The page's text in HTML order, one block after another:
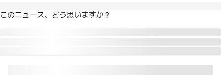
このニュース、どう思いますか？